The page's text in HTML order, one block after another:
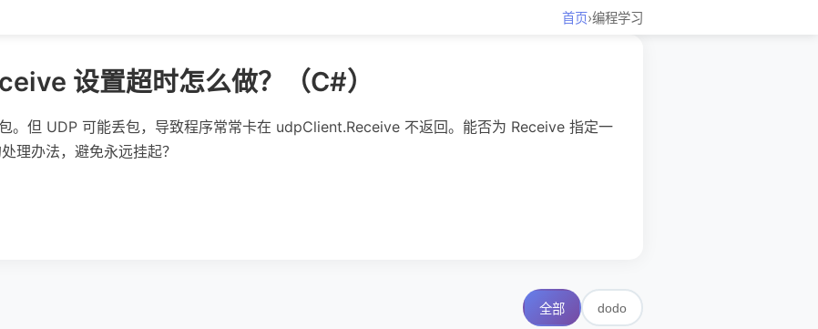
首页›编程学习
设置超时怎么做？（C#）
。但 UDP 可能丢包，导致程序常常卡在 udpClient.Receive 不返回。能否为 Receive 指定一
理办法，避免永远挂起？
全部 dodo